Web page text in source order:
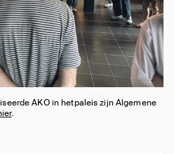
AKO in hetpaleis zijn Algemene
.